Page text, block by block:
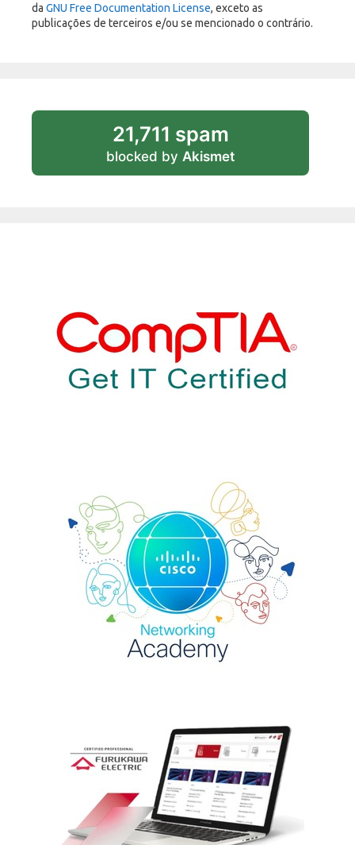
da GNU Free Documentation License, exceto as
publicações de terceiros e/ou se mencionado o contrário.
21,711 spam
blocked by Akismet